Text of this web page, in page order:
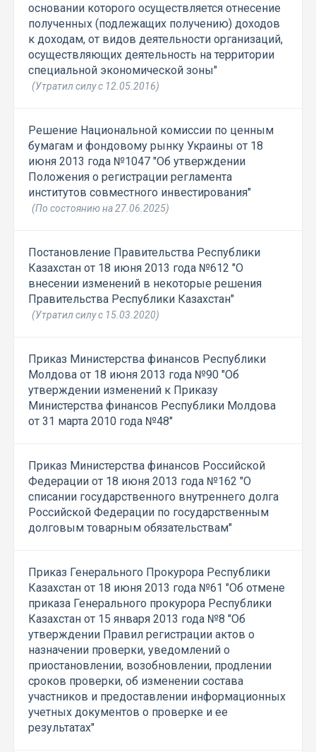
основании которого осуществляется отнесение
полученных (подлежащих получению) доходов
к доходам, от видов деятельности организаций,
осуществляющих деятельность на территории
специальной экономической зоны"
(Утратил силу с 12.05.2016)
Решение Национальной комиссии по ценным
бумагам и фондовому рынку Украины от 18
июня 2013 года №1047 "Об утверждении
Положения о регистрации регламента
институтов совместного инвестирования"
(По состоянию на 27.06.2025)
Постановление Правительства Республики
Казахстан от 18 июня 2013 года №612 "О
внесении изменений в некоторые решения
Правительства Республики Казахстан"
(Утратил силу с 15.03.2020)
Приказ Министерства финансов Республики
Молдова от 18 июня 2013 года №90 "Об
утверждении изменений к Приказу
Министерства финансов Республики Молдова
от 31 марта 2010 года №48"
Приказ Министерства финансов Российской
Федерации от 18 июня 2013 года №162 "О
списании государственного внутреннего долга
Российской Федерации по государственным
долговым товарным обязательствам"
Приказ Генерального Прокурора Республики
Казахстан от 18 июня 2013 года №61 "Об отмене
приказа Генерального прокурора Республики
Казахстан от 15 января 2013 года №8 "Об
утверждении Правил регистрации актов о
назначении проверки, уведомлений о
приостановлении, возобновлении, продлении
сроков проверки, об изменении состава
участников и предоставлении информационных
учетных документов о проверке и ее
результатах"